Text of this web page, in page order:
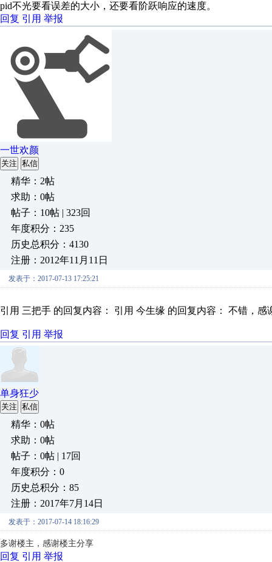
pid不光要看误差的大小，还要看阶跃响应的速度。
回复 引用 举报
一世欢颜
关注 私信
精华：2帖
求助：0帖
帖子：10帖 | 323回
年度积分：235
历史总积分：4130
注册：2012年11月11日
发表于：2017-07-13 17:25:21
引用 三把手 的回复内容： 引用 今生缘 的回复内容： 不错，
回复 引用 举报
单身狂少
关注 私信
精华：0帖
求助：0帖
帖子：0帖 | 17回
年度积分：0
历史总积分：85
注册：2017年7月14日
发表于：2017-07-14 18:16:29
多谢楼主，感谢楼主分享
回复 引用 举报